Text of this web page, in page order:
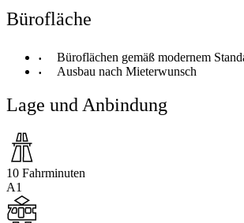
Bürofläche
Büroflächen gemäß modernem
Ausbau nach Mieterwunsch
Lage und Anbindung
10 Fahrminuten
A1